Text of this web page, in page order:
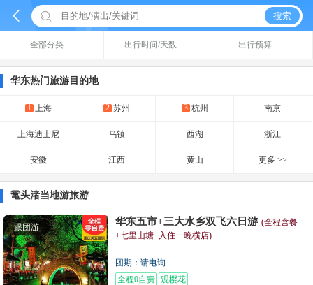
  搜索
全部分类 出行时间/天数 出行预算
华东热门旅游目的地
1 上海 2 苏州 3 杭州 南京
上海迪士尼 乌镇 西湖 浙江
安徽 江西 黄山 更多 >>
鼋头渚当地游旅游
跟团游 华东五市+三大水乡双飞六日游 (全程含餐
+七里山塘+入住一晚横店)
团期：请电询
全程0自费 观樱花